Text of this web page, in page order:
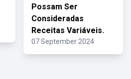
Possam Ser
Consideradas
Receitas Variáveis.
07 September 2024